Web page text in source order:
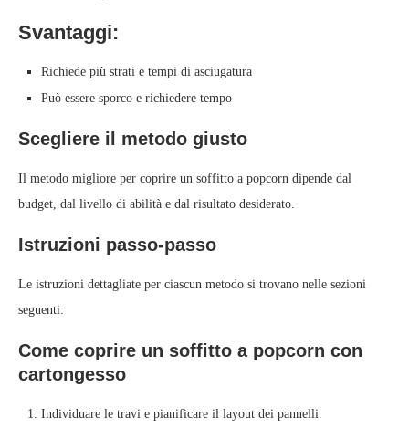
Svantaggi:
Richiede più strati e tempi di asciugatura
Può essere sporco e richiedere tempo
Scegliere il metodo giusto
Il metodo migliore per coprire un soffitto a popcorn dipende dal
budget, dal livello di abilità e dal risultato desiderato.
Istruzioni passo-passo
Le istruzioni dettagliate per ciascun metodo si trovano nelle sezioni
seguenti:
Come coprire un soffitto a popcorn con
cartongesso
Individuare le travi e pianificare il layout dei pannelli.